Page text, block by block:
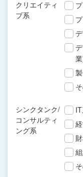
クリエイティ
ブ系
シンクタンク/
コンサルティ
ング系